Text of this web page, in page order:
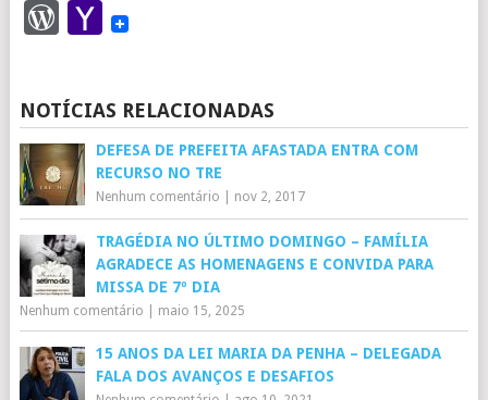
WordPress
Yahoo
NOTÍCIAS RELACIONADAS
DEFESA DE PREFEITA AFASTADA ENTRA COM
RECURSO NO TRE
Nenhum comentário nov 2, 2017
TRAGÉDIA NO ÚLTIMO DOMINGO – FAMÍLIA
AGRADECE AS HOMENAGENS E CONVIDA PARA
MISSA DE 7º DIA
Nenhum comentário maio 15, 2025
15 ANOS DA LEI MARIA DA PENHA – DELEGADA
FALA DOS AVANÇOS E DESAFIOS